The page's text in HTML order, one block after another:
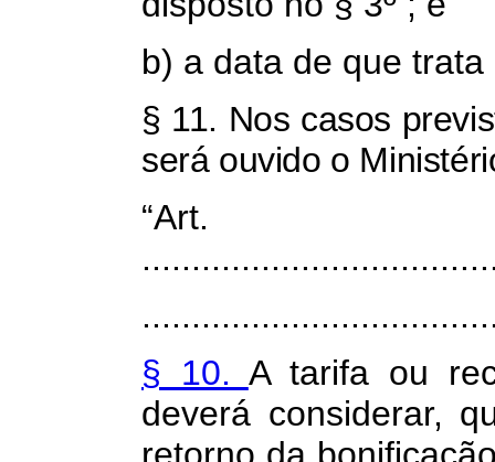
b) a data de que trata
§ 11. Nos casos
será ouvido o
§ 10. A tarifa ou
deverá considerar,